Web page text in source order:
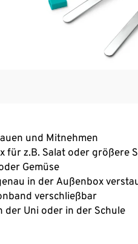
und Mitnehmen
für z.B. Salat oder größere
Gemüse
in der Außenbox
verschließbar
der Uni oder in der Schule
sind auslaufsicher